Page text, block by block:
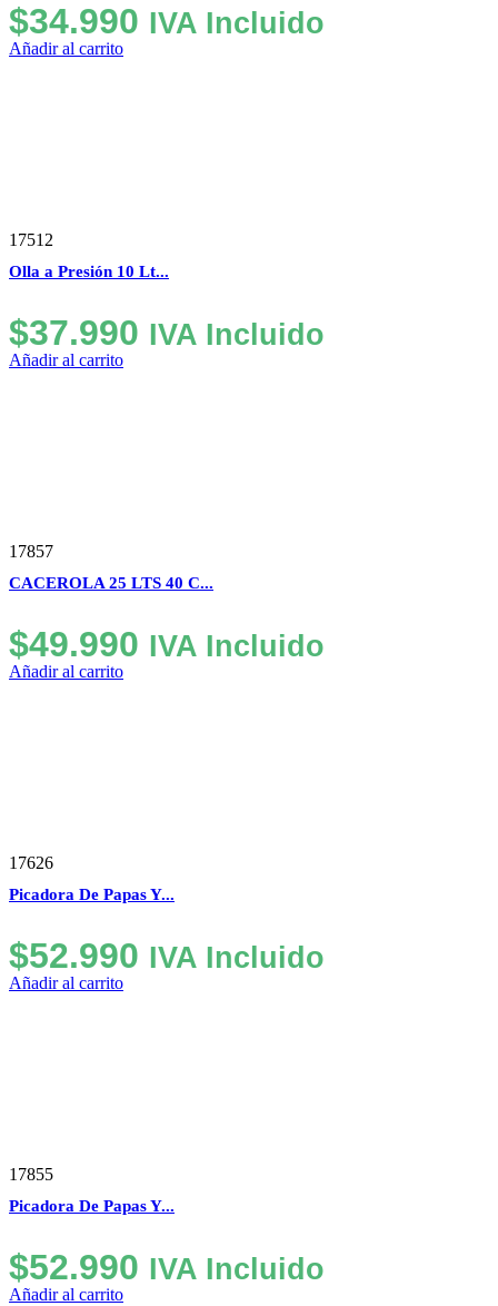
$34.990 IVA Incluido
Añadir al carrito
17512
Olla a Presión 10 Lt...
$37.990 IVA Incluido
Añadir al carrito
17857
CACEROLA 25 LTS 40 C...
$49.990 IVA Incluido
Añadir al carrito
17626
Picadora De Papas Y...
$52.990 IVA Incluido
Añadir al carrito
17855
Picadora De Papas Y...
$52.990 IVA Incluido
Añadir al carrito